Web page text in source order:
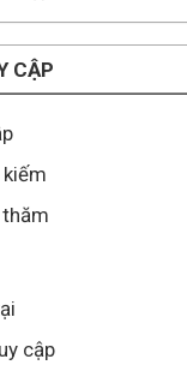
CẬP
cập